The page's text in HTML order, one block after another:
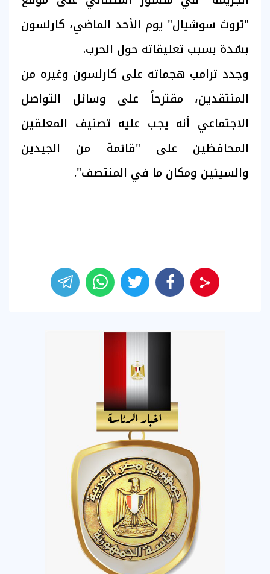
"تروث سوشيال" يوم الأحد الماضي، كارلسون
بشدة بسبب تعليقاته حول الحرب.
وجدد ترامب هجماته على كارلسون وغيره من
المنتقدين، مقترحاً على وسائل التواصل
الاجتماعي أنه يجب عليه تصنيف المعلقين
المحافظين على "قائمة من الجيدين
والسيئين ومكان ما في المنتصف".